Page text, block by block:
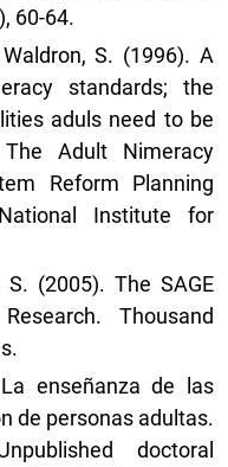
60-64.
S. (1996). A
standards; the
aduls need to be
Adult Nimeracy
Reform Planning
Institute for
(2005). The SAGE
Thousand
enseñanza de las
de personas adultas.
doctoral